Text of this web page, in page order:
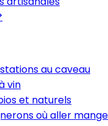
au caveau
vin
et naturels
où aller